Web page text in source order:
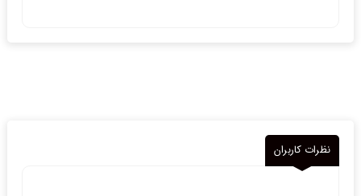
نظرات کاربران